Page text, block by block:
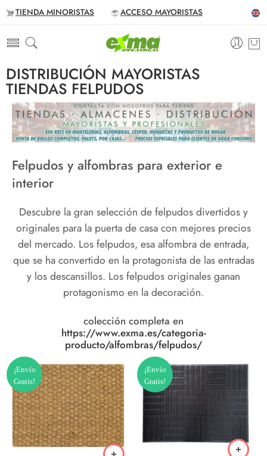
TIENDA MINORISTAS ACCESO MAYORISTAS
DISTRIBUCIÓN MAYORISTAS
TIENDAS FELPUDOS
Felpudos y alfombras para exterior e
interior
Descubre la gran selección de felpudos divertidos y
originales para la puerta de casa con mejores precios
del mercado. Los felpudos, esa alfombra de entrada,
que se ha convertido en la protagonista de las entradas
y los descansillos. Los felpudos originales ganan
protagonismo en la decoración.
colección completa en
https://www.exma.es/categoria-
producto/alfombras/felpudos/
¡Envío
Gratis!
¡Envío
Gratis!